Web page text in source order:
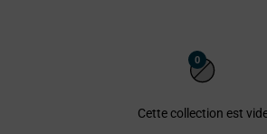
0
Cette collection est